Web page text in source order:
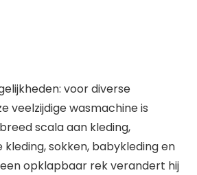
voor diverse
veelzijdige wasmachine is
scala aan kleding,
sokken, babykleding en
opklapbaar rek verandert hij